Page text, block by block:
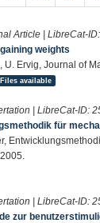
Article | LibreCat-
weights
U. Ervig, Journal of
Files available
| LibreCat-ID:
für
| LibreCat-ID:
zur